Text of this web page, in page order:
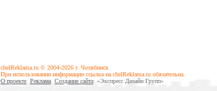
chelReklama.ru © 2004-2026 г. Челябинск
При использовании информации ссылка на chelReklama.ru обязательна.
О проекте Реклама Cоздание сайта: «Экспресс Дизайн Групп»